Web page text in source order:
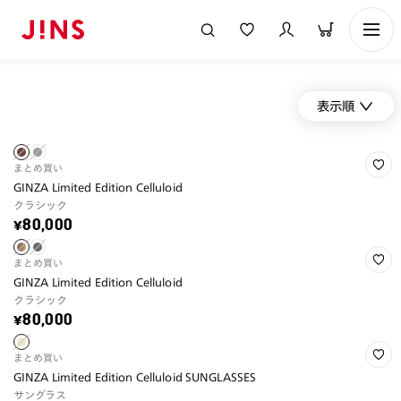
表示順
まとめ買い
GINZA Limited Edition Celluloid
クラシック
¥80,000
まとめ買い
GINZA Limited Edition Celluloid
クラシック
¥80,000
まとめ買い
GINZA Limited Edition Celluloid SUNGLASSES
サングラス